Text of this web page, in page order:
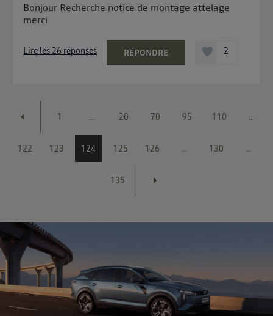
Bonjour Recherche notice de montage attelage
merci
Lire les 26 réponses RÉPONDRE 2
1 ... 20 70 95 110 ...
122 123 124 125 126 ... 130 ...
135